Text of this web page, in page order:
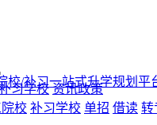
校/补习一站式升学规划平
习学校 资讯政策
校 补习学校 单招 借读 转